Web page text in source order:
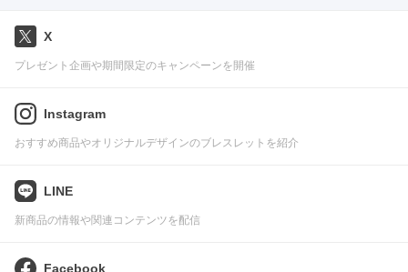
X
プレゼント企画や期間限定のキャンペーンを開催
Instagram
おすすめ商品やオリジナルデザインのブレスレットを紹介
LINE
新商品の情報や関連コンテンツを配信
Facebook